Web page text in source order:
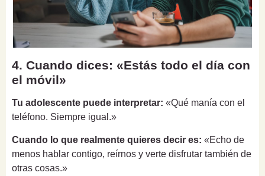
4. Cuando dices: «Estás todo el día con
el móvil»
Tu adolescente puede interpretar: «Qué manía con el
teléfono. Siempre igual.»
Cuando lo que realmente quieres decir es: «Echo de
menos hablar contigo, reírnos y verte disfrutar también de
otras cosas.»